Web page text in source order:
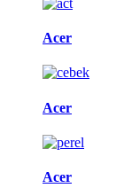
Acer
Acer
Acer